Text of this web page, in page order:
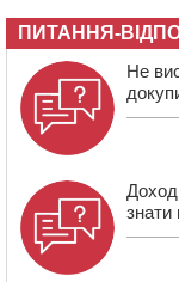
шквали до
12:50 Внаслідок
захисник зі
ПИТАННЯ-
Не
знати